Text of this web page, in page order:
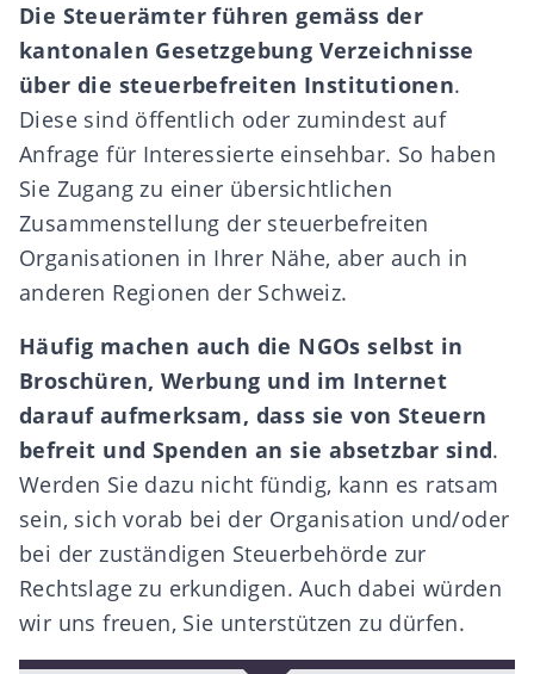
Die Steuerämter führen gemäss der
kantonalen Gesetzgebung Verzeichnisse
über die steuerbefreiten Institutionen.
Diese sind öffentlich oder zumindest auf
Anfrage für Interessierte einsehbar. So haben
Sie Zugang zu einer übersichtlichen
Zusammenstellung der steuerbefreiten
Organisationen in Ihrer Nähe, aber auch in
anderen Regionen der Schweiz.
Häufig machen auch die NGOs selbst in
Broschüren, Werbung und im Internet
darauf aufmerksam, dass sie von Steuern
befreit und Spenden an sie absetzbar sind.
Werden Sie dazu nicht fündig, kann es ratsam
sein, sich vorab bei der Organisation und/oder
bei der zuständigen Steuerbehörde zur
Rechtslage zu erkundigen. Auch dabei würden
wir uns freuen, Sie unterstützen zu dürfen.